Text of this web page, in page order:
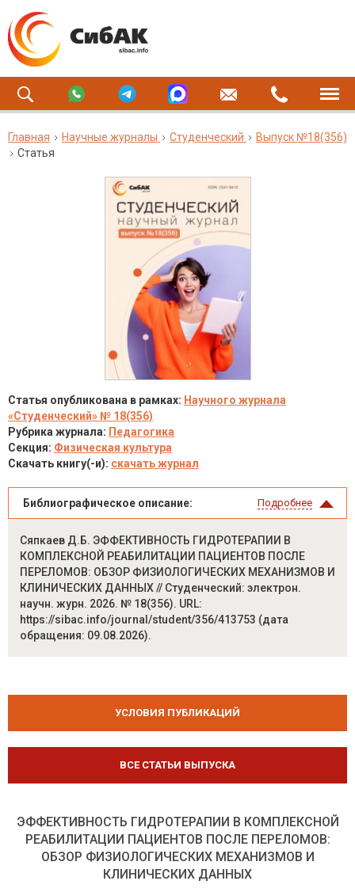
Главная Научные журналы Студенческий
Выпуск №18(356)
Статья
Статья опубликована в рамках: Научного журнала
«Студенческий» № 18(356)
Рубрика журнала: Педагогика
Секция: Физическая культура
Скачать книгу(-и): скачать журнал
Библиографическое описание: Подробнее
Сяпкаев Д.Б. ЭФФЕКТИВНОСТЬ ГИДРОТЕРАПИИ В
КОМПЛЕКСНОЙ РЕАБИЛИТАЦИИ ПАЦИЕНТОВ ПОСЛЕ
ПЕРЕЛОМОВ: ОБЗОР ФИЗИОЛОГИЧЕСКИХ МЕХАНИЗМОВ И
КЛИНИЧЕСКИХ ДАННЫХ // Студенческий: электрон.
научн. журн. 2026. № 18(356). URL:
https://sibac.info/journal/student/356/413753 (дата
обращения: 09.08.2026).
УСЛОВИЯ ПУБЛИКАЦИЙ
ВСЕ СТАТЬИ ВЫПУСКА
ЭФФЕКТИВНОСТЬ ГИДРОТЕРАПИИ В КОМПЛЕКСНОЙ
РЕАБИЛИТАЦИИ ПАЦИЕНТОВ ПОСЛЕ ПЕРЕЛОМОВ:
ОБЗОР ФИЗИОЛОГИЧЕСКИХ МЕХАНИЗМОВ И
КЛИНИЧЕСКИХ ДАННЫХ